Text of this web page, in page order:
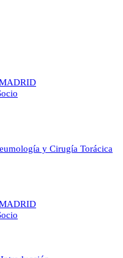
y Cirugía Torácica